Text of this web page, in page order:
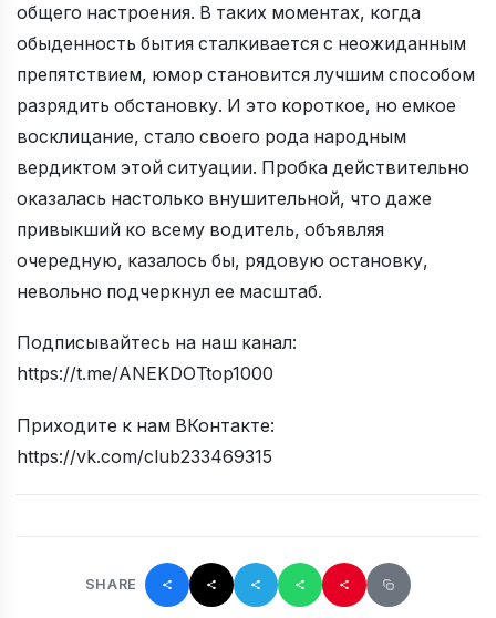
общего настроения. В таких моментах, когда
обыденность бытия сталкивается с неожиданным
препятствием, юмор становится лучшим способом
разрядить обстановку. И это короткое, но емкое
восклицание, стало своего рода народным
вердиктом этой ситуации. Пробка действительно
оказалась настолько внушительной, что даже
привыкший ко всему водитель, объявляя
очередную, казалось бы, рядовую остановку,
невольно подчеркнул ее масштаб.
Подписывайтесь на наш канал:
https://t.me/ANEKDOTtop1000
Приходите к нам ВКонтакте:
https://vk.com/club233469315
SHARE